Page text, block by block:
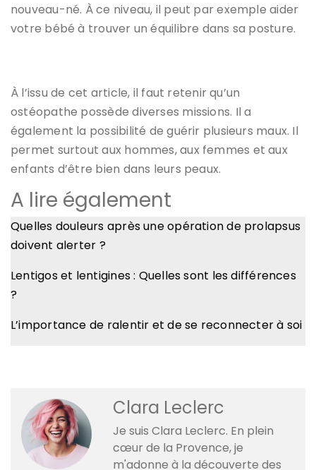
nouveau-né. À ce niveau, il peut par exemple aider
votre bébé à trouver un équilibre dans sa posture.
À l’issu de cet article, il faut retenir qu’un
ostéopathe possède diverses missions. Il a
également la possibilité de guérir plusieurs maux. Il
permet surtout aux hommes, aux femmes et aux
enfants d’être bien dans leurs peaux.
A lire également
Quelles douleurs après une opération de prolapsus
doivent alerter ?
Lentigos et lentigines : Quelles sont les différences
?
L’importance de ralentir et de se reconnecter à soi
Clara Leclerc
Je suis Clara Leclerc. En plein
cœur de la Provence, je
m'adonne à la découverte des